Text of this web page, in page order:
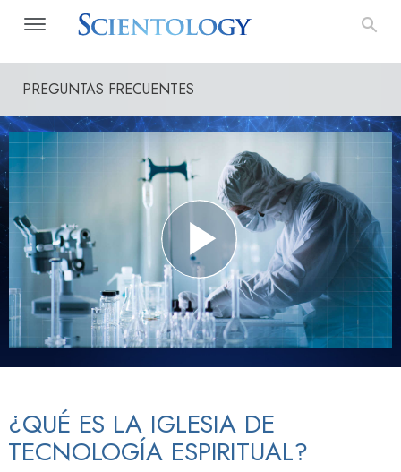
PREGUNTAS FRECUENTES
¿QUÉ ES LA IGLESIA DE
TECNOLOGÍA ESPIRITUAL?